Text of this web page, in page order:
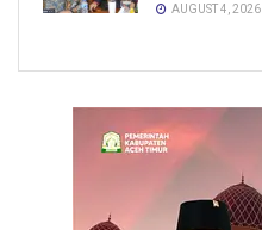
AUGUST 4, 2026